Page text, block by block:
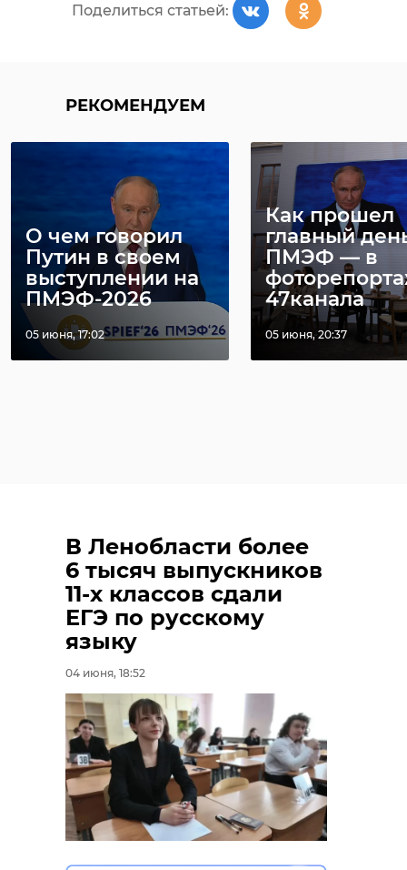
Поделиться статьей:
РЕКОМЕНДУЕМ
О чем говорил
Путин в своем
выступлении на
ПМЭФ-2026
05 июня, 17:02
Как прошел
главный
ПМЭФ — в
47канала
05 июня, 20:37
В Ленобласти более
6 тысяч выпускников
11-х классов сдали
ЕГЭ по русскому
языку
04 июня, 18:52